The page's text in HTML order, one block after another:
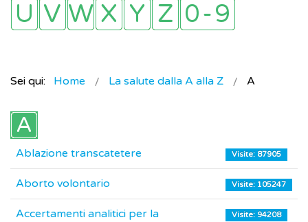
Sei qui: Home La salute dalla A alla Z A
Ablazione transcatetere Visite: 87905
Aborto volontario Visite: 105247
Accertamenti analitici per la
Visite: 94208